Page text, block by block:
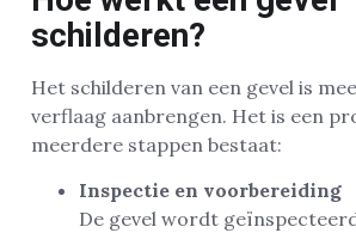
schilderen?
Het schilderen van een gevel is
verflaag aanbrengen. Het is een
meerdere stappen bestaat:
Inspectie en voorbereiding
De gevel wordt